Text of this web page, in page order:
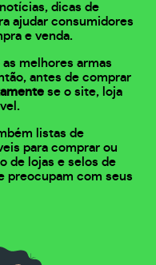
dicas de
ajudar consumidores
e venda.
melhores armas
antes de comprar
se o site, loja
listas de
para comprar ou
de lojas e selos de
preocupam com seus